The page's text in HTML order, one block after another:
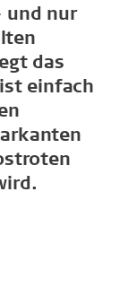
und nur
das
einfach